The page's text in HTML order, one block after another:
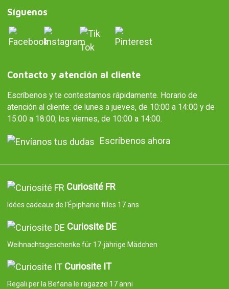
Síguenos
Contacto y atención al cliente
Escríbenos y te contestamos rápidamente. Horario de
atención al cliente: de lunes a jueves, de 10:00 a 14:00 y de
15:00 a 18:00; los viernes, de 10:00 a 14:00.
Escríbenos ahora
Curiosité FR
Idées cadeaux de l'Épiphanie filles 17 ans
Curiosite DE
Weihnachtsgeschenke für 17-jährige Mädchen
Curiosite IT
Regali per la Befana le ragazze 17 anni